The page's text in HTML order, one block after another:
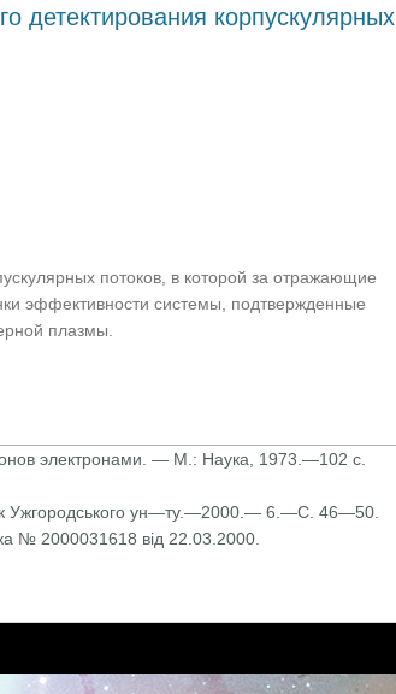
детектирования корпускулярных
потоков, в которой за отражающие
эффективности системы, подтвержденные
плазмы.
электронами. — М.: Наука, 1973.—102 с.
Ужгородського ун—ту.—2000.— 6.—С. 46—50.
№ 2000031618 від 22.03.2000.